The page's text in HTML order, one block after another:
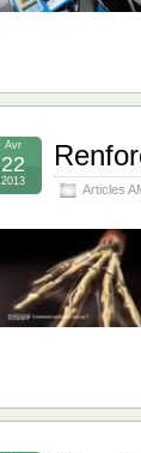
Articles
Avr
22
2013